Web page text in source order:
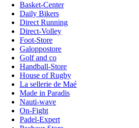
Basket-Center
Daily Bikers
Direct Running
Direct-Volley
Foot-Store
Galoppostore
Golf and co
Handball-Store
House of Rugby
La sellerie de Maé
Made in Paradis
Nauti-wave
On-Fight
Padel-Expert